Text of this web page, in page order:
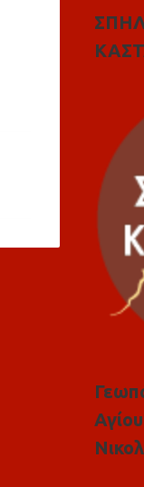
Αγίου